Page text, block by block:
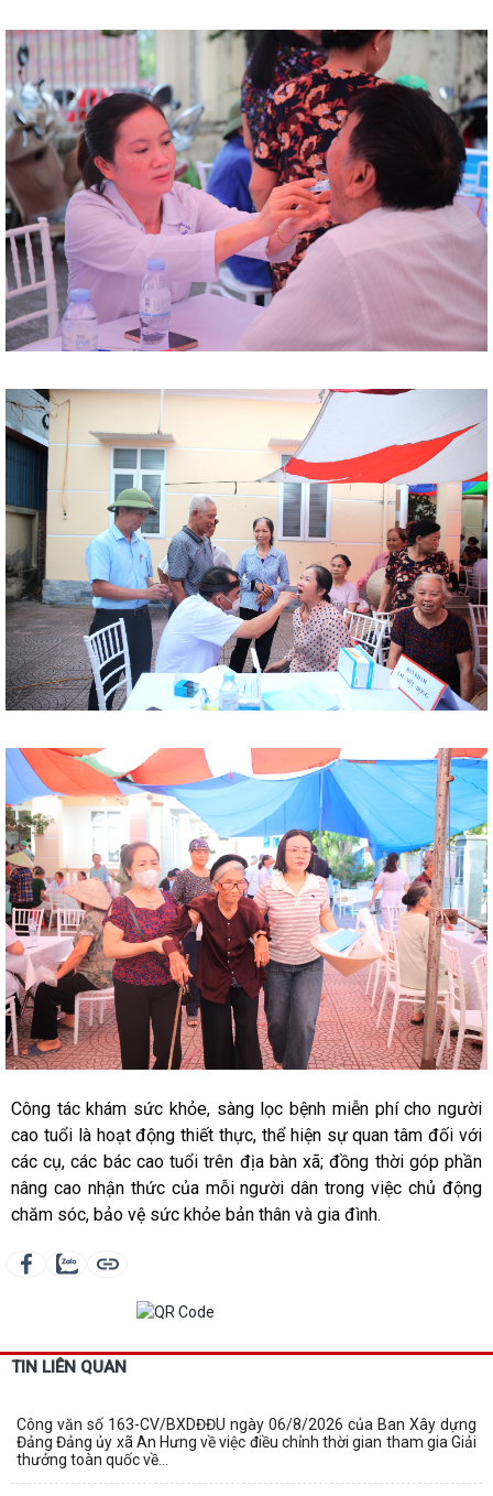
Công tác khám sức khỏe, sàng lọc bệnh miễn phí cho người
cao tuổi là hoạt động thiết thực, thể hiện sự quan tâm đối với
các cụ, các bác cao tuổi trên địa bàn xã; đồng thời góp phần
nâng cao nhận thức của mỗi người dân trong việc chủ động
chăm sóc, bảo vệ sức khỏe bản thân và gia đình.
TIN LIÊN QUAN
Công văn số 163-CV/BXDĐĐU ngày 06/8/2026 của Ban Xây dựng
Đảng Đảng ủy xã An Hưng về việc điều chỉnh thời gian tham gia Giải
thưởng toàn quốc về...